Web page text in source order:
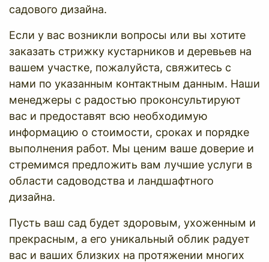
садового дизайна.
Если у вас возникли вопросы или вы хотите
заказать стрижку кустарников и деревьев на
вашем участке, пожалуйста, свяжитесь с
нами по указанным контактным данным. Наши
менеджеры с радостью проконсультируют
вас и предоставят всю необходимую
информацию о стоимости, сроках и порядке
выполнения работ. Мы ценим ваше доверие и
стремимся предложить вам лучшие услуги в
области садоводства и ландшафтного
дизайна.
Пусть ваш сад будет здоровым, ухоженным и
прекрасным, а его уникальный облик радует
вас и ваших близких на протяжении многих